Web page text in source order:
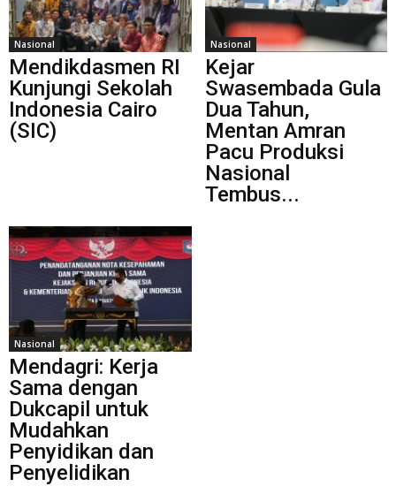
Nasional
Mendikdasmen RI
Kunjungi Sekolah
Indonesia Cairo
(SIC)
Nasional
Kejar
Swasembada Gula
Dua Tahun,
Mentan Amran
Pacu Produksi
Nasional
Tembus...
Nasional
Mendagri: Kerja
Sama dengan
Dukcapil untuk
Mudahkan
Penyidikan dan
Penyelidikan